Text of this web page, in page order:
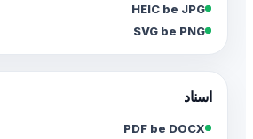
HEIC be JPG
SVG be PNG
اسناد
PDF be DOCX